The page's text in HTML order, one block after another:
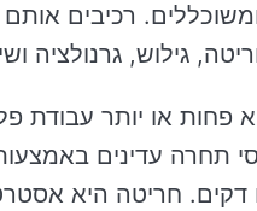
רכיבים
גילוש, גרנולציה
פחות או יותר עבודת
תחרה עדינים
דקים. חריטה היא